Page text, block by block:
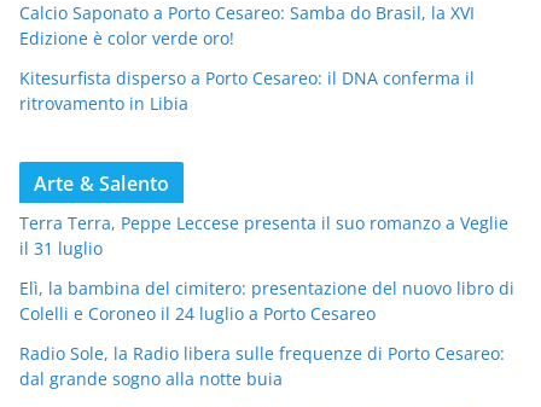
Calcio Saponato a Porto Cesareo: Samba do Brasil, la XVI
Edizione è color verde oro!
Kitesurfista disperso a Porto Cesareo: il DNA conferma il
ritrovamento in Libia
Arte & Salento
Terra Terra, Peppe Leccese presenta il suo romanzo a Veglie
il 31 luglio
Elì, la bambina del cimitero: presentazione del nuovo libro di
Colelli e Coroneo il 24 luglio a Porto Cesareo
Radio Sole, la Radio libera sulle frequenze di Porto Cesareo:
dal grande sogno alla notte buia